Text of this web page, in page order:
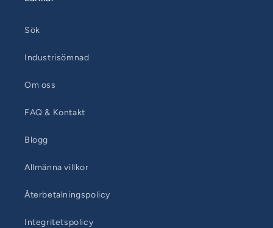
Sök
Industrisömnad
Om oss
FAQ & Kontakt
Blogg
Allmänna villkor
Återbetalningspolicy
Integritetspolicy